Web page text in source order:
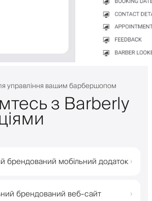
управління вашим барбершопом
з Barberly
брендований мобільний додаток ›
брендований веб-сайт ›